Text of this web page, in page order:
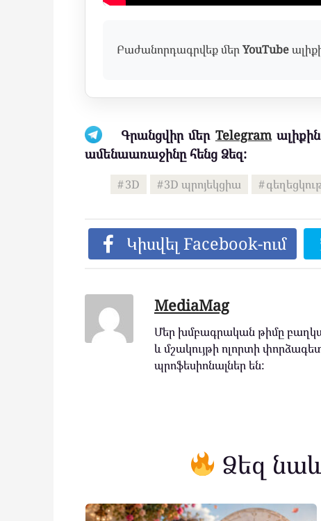
Բաժանորդագրվեք մերYouTube
Գրանցվիր մեր Telegram
ամենաառաջինը հենց Ձեզ:
3D 3D պրոյեկցիա
Կիսվել Facebook-ում
MediaMag
Մեր խմբագրական թիմը
և մշակույթի ոլորտի
պրոֆեսիոնալներ են:
Ձեզ